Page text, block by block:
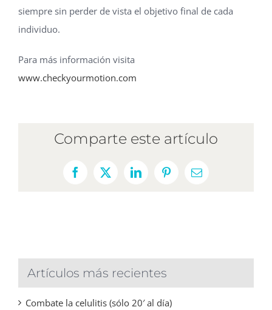
siempre sin perder de vista el objetivo final de cada
individuo.
Para más información visita
www.checkyourmotion.com
Comparte este artículo
Facebook
X LinkedInPinterestCorreo
Artículos más recientes
Combate la celulitis (sólo 20′ al día)